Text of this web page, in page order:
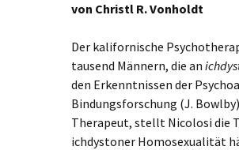
von Christl R. Vonholdt
Der kalifornische
tausend Männern, die an
den Erkenntnissen der
Bindungsforschung (J.
Therapeut, stellt Nicolosi die
ichdystoner Homosexualität